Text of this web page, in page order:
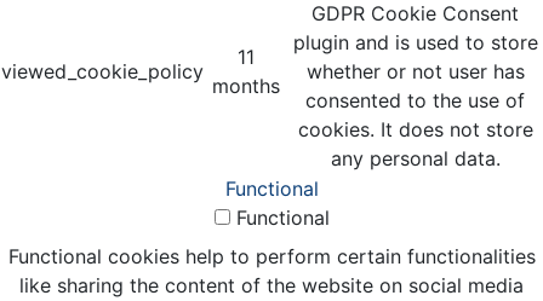
viewed_cookie_policy
11
months
GDPR Cookie Consent
plugin and is used to store
whether or not user has
consented to the use of
cookies. It does not store
any personal data.
Functional
Functional
Functional cookies help to perform certain functionalities
like sharing the content of the website on social media